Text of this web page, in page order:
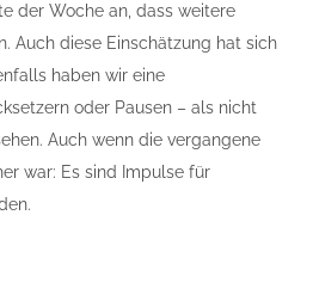
der Woche an, dass weitere
Auch diese Einschätzung hat sich
haben wir eine
oder Pausen – als nicht
Auch wenn die vergangene
war: Es sind Impulse für